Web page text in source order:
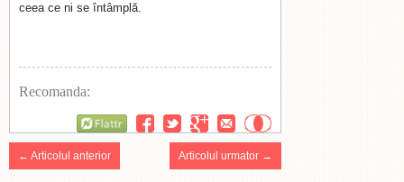
ceea ce ni se întâmplă.
Recomanda:
← Articolul anterior Articolul urmator →